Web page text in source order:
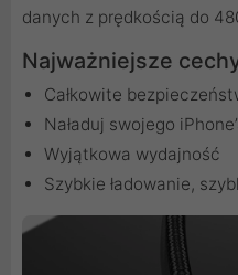
danych z prędkością do
Najważniejsze
Całkowite
Naładuj swojego
Wyjątkowa wydajność
Szybkie ładowanie,